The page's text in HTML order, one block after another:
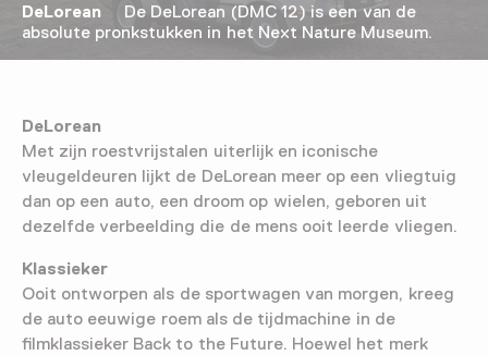
DeLorean De DeLorean (DMC 12) is een van de
absolute pronkstukken in het Next Nature Museum.
DeLorean
Met zijn roestvrijstalen uiterlijk en iconische
vleugeldeuren lijkt de DeLorean meer op een vliegtuig
dan op een auto, een droom op wielen, geboren uit
dezelfde verbeelding die de mens ooit leerde vliegen.
Klassieker
Ooit ontworpen als de sportwagen van morgen, kreeg
de auto eeuwige roem als de tijdmachine in de
filmklassieker Back to the Future. Hoewel het merk